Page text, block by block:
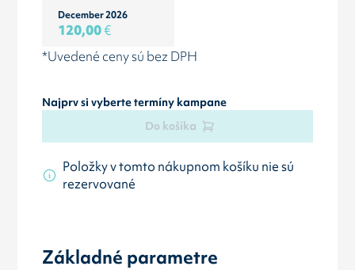
December 2026
120,00€
*Uvedené ceny sú bez DPH
Najprv si vyberte termíny kampane
Do košíka
Položky v tomto nákupnom košíku nie sú
rezervované
Základné parametre